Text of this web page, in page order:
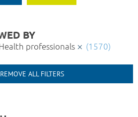
BY
professionals (1570)
REMOVE ALL FILTERS